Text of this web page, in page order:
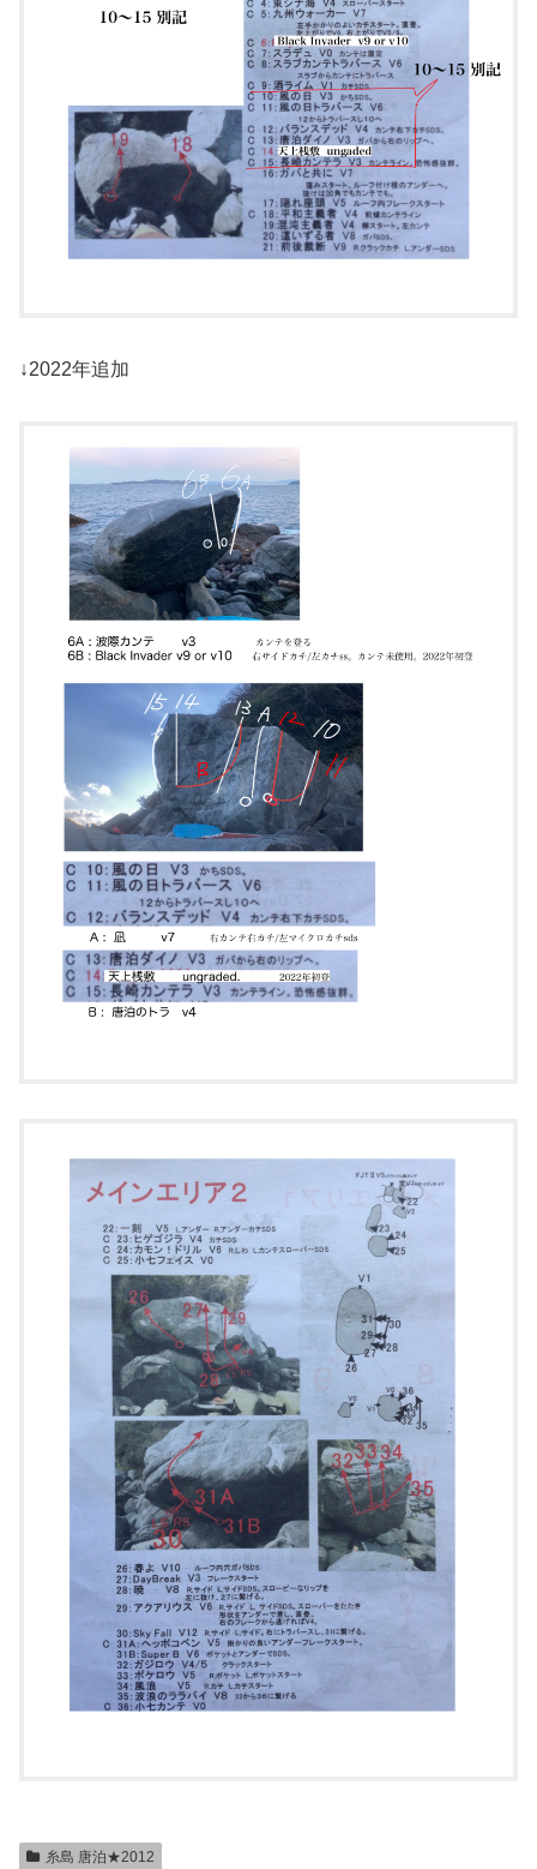
↓2022年追加
糸島 唐泊★2012